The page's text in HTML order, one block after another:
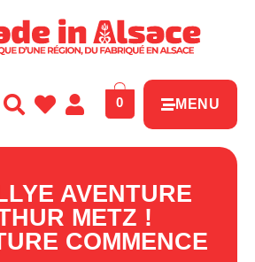
0 MENU
AVENTURE
METZ !
COMMENCE